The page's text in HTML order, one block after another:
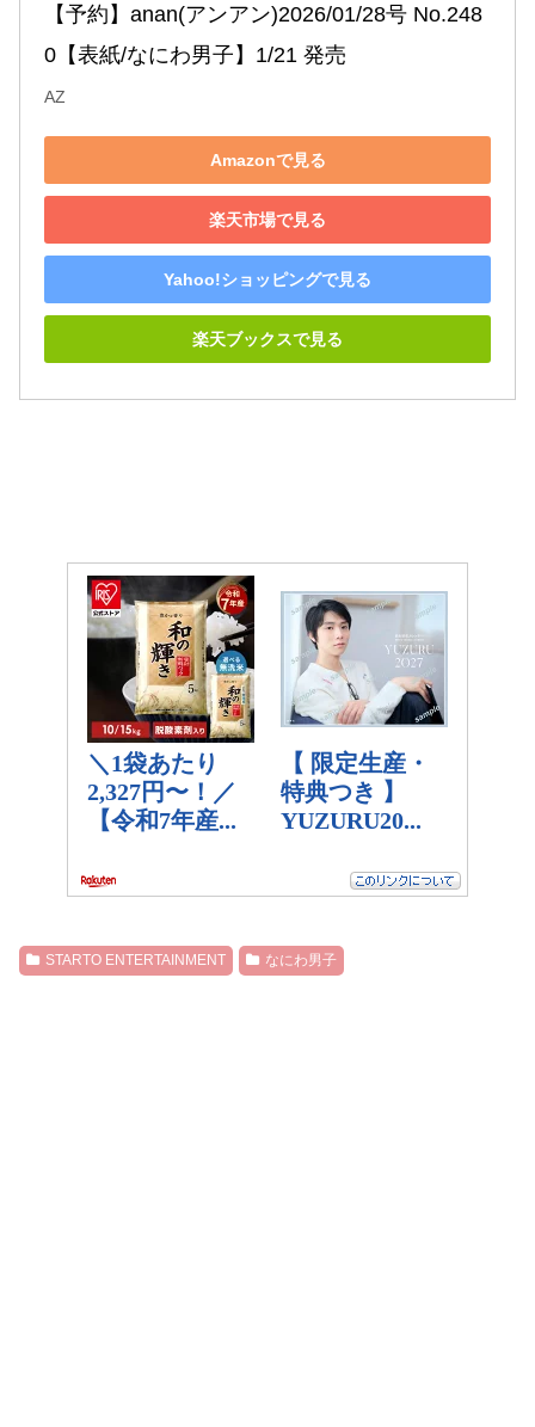
【予約】anan(アンアン)2026/01/28号 No.248
0【表紙/なにわ男子】1/21 発売
AZ
Amazonで見る
楽天市場で見る
Yahoo!ショッピングで見る
楽天ブックスで見る
STARTO ENTERTAINMENT なにわ男子